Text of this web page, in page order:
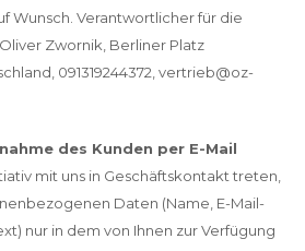
Wunsch. Verantwortlicher für die
Zwornik, Berliner Platz
091319244372, vertrieb@oz-
des Kunden per E-Mail
mit uns in Geschäftskontakt treten,
Daten (Name, E-Mail-
nur in dem von Ihnen zur Verfügung